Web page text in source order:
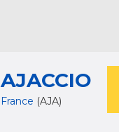
AJACCIO
France (AJA)